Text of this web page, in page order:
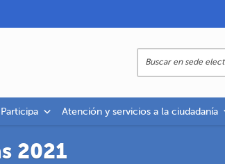
Participa Atención y servicios a la ciudadanía
2021